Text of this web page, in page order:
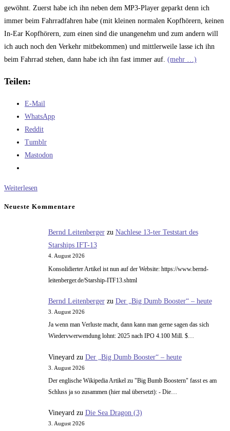
gewöhnt. Zuerst habe ich ihn neben dem MP3-Player geparkt denn ich
immer beim Fahrradfahren habe (mit kleinen normalen Kopfhörern, keinen
In-Ear Kopfhörern, zum einen sind die unangenehm und zum andern will
ich auch noch den Verkehr mitbekommen) und mittlerweile lasse ich ihn
beim Fahrrad stehen, dann habe ich ihn fast immer auf. (mehr …)
Teilen:
E-Mail
WhatsApp
Reddit
Tumblr
Mastodon
Weiterlesen
Neueste Kommentare
Bernd Leitenbergerzu Nachlese 13-ter Teststart des
Starships IFT-13
4. August 2026
Konsolidierter Artikel ist nun auf der Website: https://www.bernd-
leitenberger.de/Starship-ITF13.shtml
Bernd Leitenbergerzu Der „Big Dumb Booster“ – heute
3. August 2026
Ja wenn man Verluste macht, dann kann man gerne sagen das sich
Wiedervwerwendung lohnt: 2025 nach IPO 4.100 Mill. $…
Vineyard zu Der „Big Dumb Booster“ – heute
3. August 2026
Der englische Wikipedia Artikel zu "Big Bumb Boostern" fasst es am
Schluss ja so zusammen (hier mal übersetzt): - Die…
Vineyardzu Die Sea Dragon (3)
3. August 2026